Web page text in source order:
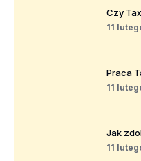
Czy
11
Praca
11
Jak
11